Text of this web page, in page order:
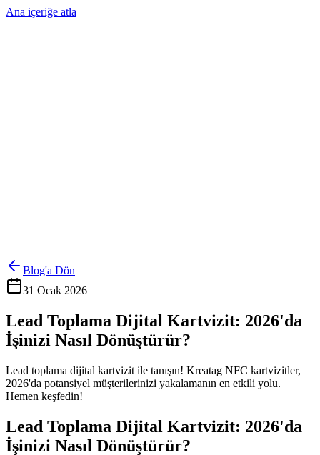
Ana içeriğe atla
Blog'a Dön
31 Ocak 2026
Lead Toplama Dijital Kartvizit: 2026'da
İşinizi Nasıl Dönüştürür?
Lead toplama dijital kartvizit ile tanışın! Kreatag NFC kartvizitler,
2026'da potansiyel müşterilerinizi yakalamanın en etkili yolu.
Hemen keşfedin!
Lead Toplama Dijital Kartvizit: 2026'da
İşinizi Nasıl Dönüştürür?